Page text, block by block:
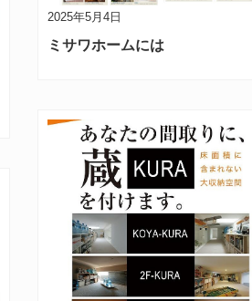
2025年5月4日
ミサワホームには